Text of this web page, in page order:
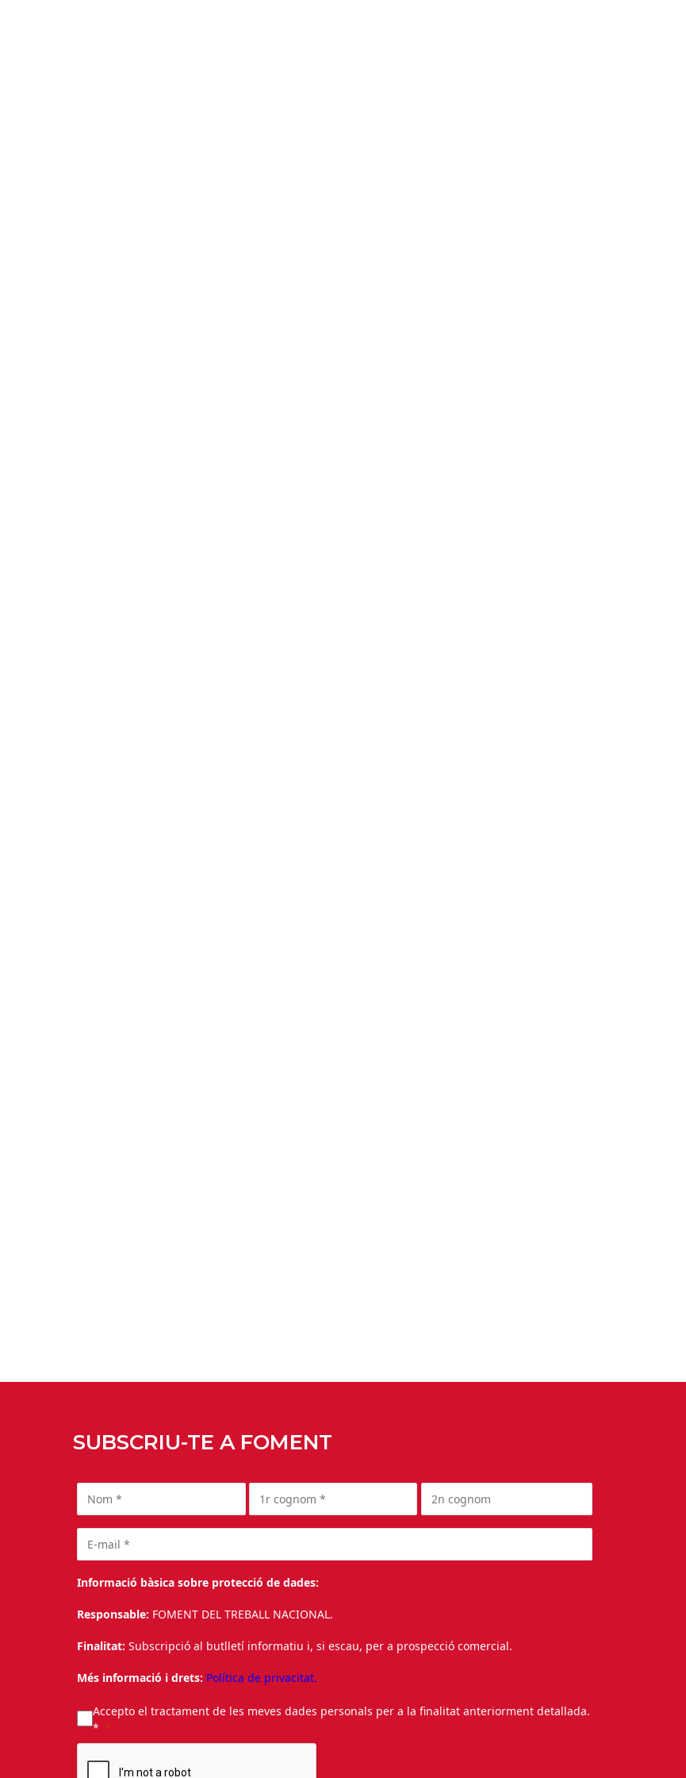
SUBSCRIU-TE A FOMENT
Informació bàsica sobre protecció de dades:
Responsable: FOMENT DEL TREBALL NACIONAL.
Finalitat: Subscripció al butlletí informatiu i, si escau, per a prospecció comercial.
Més informació i drets: Política de privacitat.
Accepto el tractament de les meves dades personals per a la finalitat anteriorment detallada.
*